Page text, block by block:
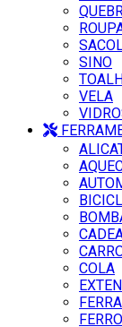
SINO
VELA
COLA